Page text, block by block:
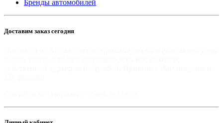
Бренды автомобилей
Доставим заказ сегодня